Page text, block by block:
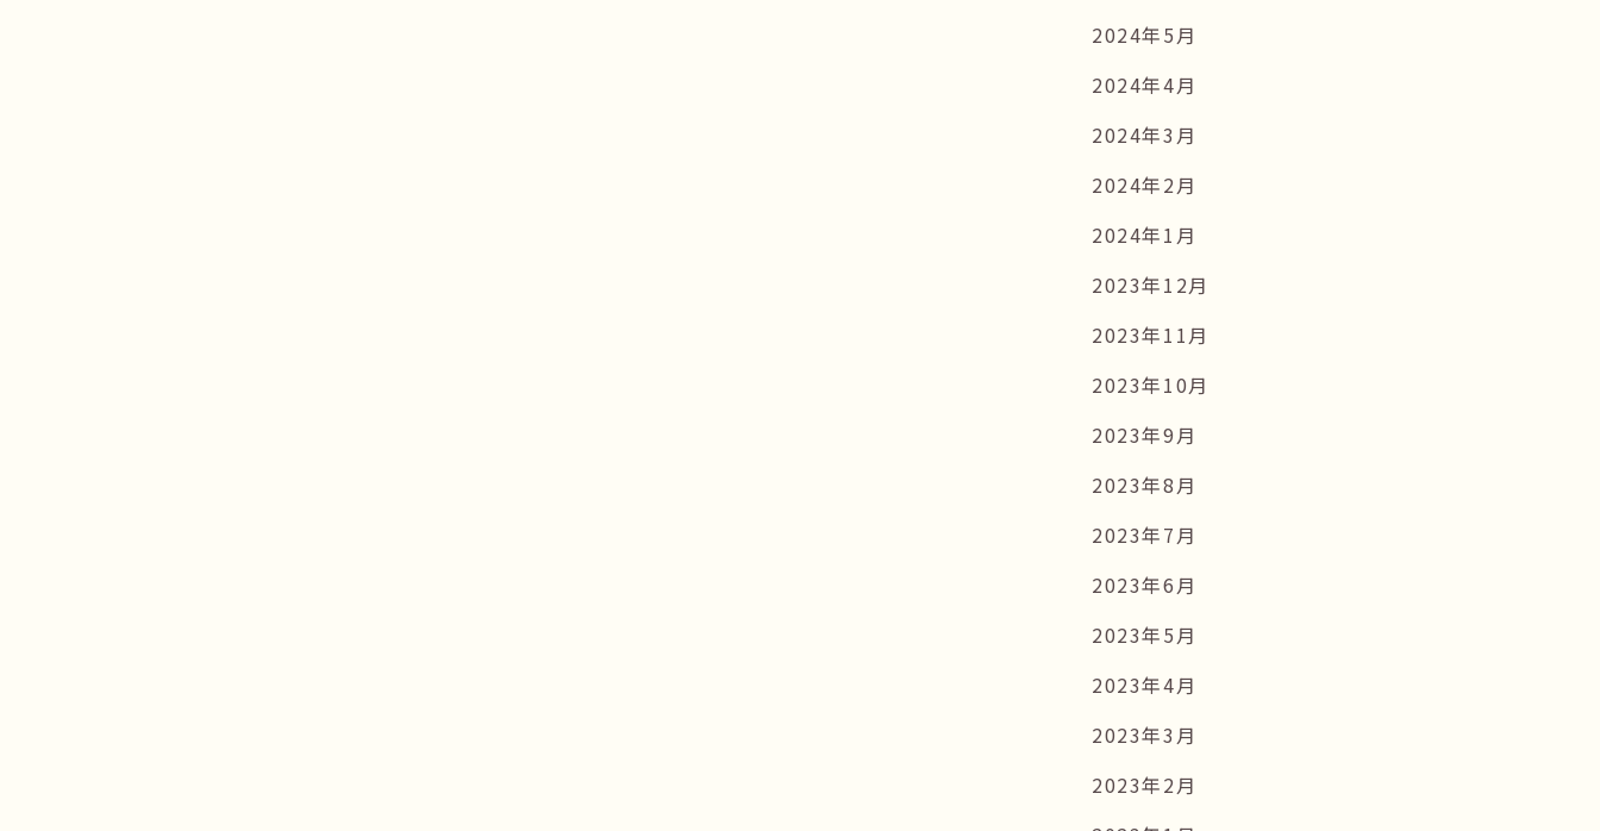
2024年5月
2024年4月
2024年3月
2024年2月
2024年1月
2023年12月
2023年11月
2023年10月
2023年9月
2023年8月
2023年7月
2023年6月
2023年5月
2023年4月
2023年3月
2023年2月